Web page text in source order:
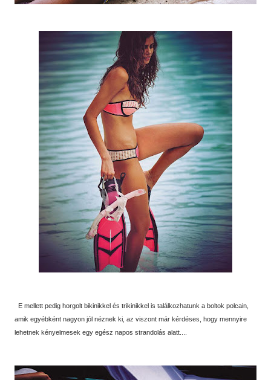
E mellett pedig horgolt bikinikkel és trikinikkel is találkozhatunk a boltok polcain,
amik egyébként nagyon jól néznek ki, az viszont már kérdéses, hogy mennyire
lehetnek kényelmesek egy egész napos strandolás alatt....